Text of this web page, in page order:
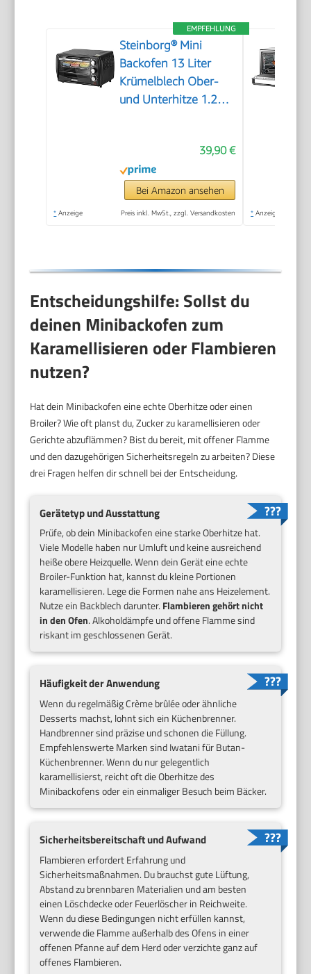
EMPFEHLUNG
Steinborg® Mini
Backofen 13 Liter
Krümelblech Ober-
und Unterhitze 1.200
Camping oder
Haushalt freistehend
stufenlose
39,90 €
Bei Amazon ansehen
* Anzeige Preis inkl. MwSt., zzgl. Versandkosten * Anzeige
Entscheidungshilfe: Sollst du
deinen Minibackofen zum
Karamellisieren oder Flambieren
nutzen?
Hat dein Minibackofen eine echte Oberhitze oder einen
Broiler? Wie oft planst du, Zucker zu karamellisieren oder
Gerichte abzuflämmen? Bist du bereit, mit offener Flamme
und den dazugehörigen Sicherheitsregeln zu arbeiten? Diese
drei Fragen helfen dir schnell bei der Entscheidung.
Gerätetyp und Ausstattung
Prüfe, ob dein Minibackofen eine starke Oberhitze hat.
Viele Modelle haben nur Umluft und keine ausreichend
heiße obere Heizquelle. Wenn dein Gerät eine echte
Broiler-Funktion hat, kannst du kleine Portionen
karamellisieren. Lege die Formen nahe ans Heizelement.
Nutze ein Backblech darunter. Flambieren gehört nicht
in den Ofen. Alkoholdämpfe und offene Flamme sind
riskant im geschlossenen Gerät.
Häufigkeit der Anwendung
Wenn du regelmäßig Crème brûlée oder ähnliche
Desserts machst, lohnt sich ein Küchenbrenner.
Handbrenner sind präzise und schonen die Füllung.
Empfehlenswerte Marken sind Iwatani für Butan-
Küchenbrenner. Wenn du nur gelegentlich
karamellisierst, reicht oft die Oberhitze des
Minibackofens oder ein einmaliger Besuch beim Bäcker.
Sicherheitsbereitschaft und Aufwand
Flambieren erfordert Erfahrung und
Sicherheitsmaßnahmen. Du brauchst gute Lüftung,
Abstand zu brennbaren Materialien und am besten
einen Löschdecke oder Feuerlöscher in Reichweite.
Wenn du diese Bedingungen nicht erfüllen kannst,
verwende die Flamme außerhalb des Ofens in einer
offenen Pfanne auf dem Herd oder verzichte ganz auf
offenes Flambieren.